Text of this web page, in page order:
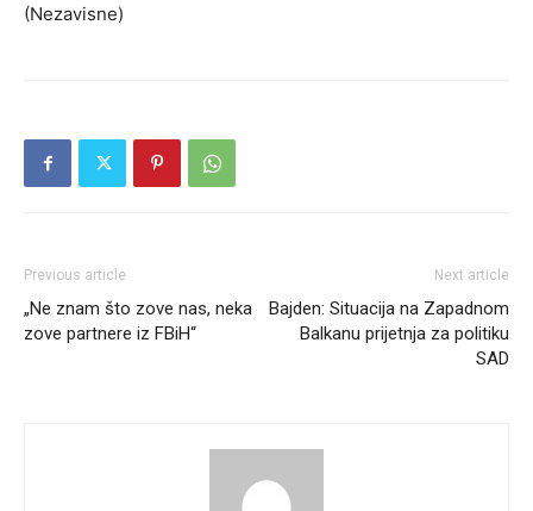
(Nezavisne)
Previous article
„Ne znam što zove nas, neka
zove partnere iz FBiH“
Next article
Bajden: Situacija na Zapadnom
Balkanu prijetnja za politiku
SAD